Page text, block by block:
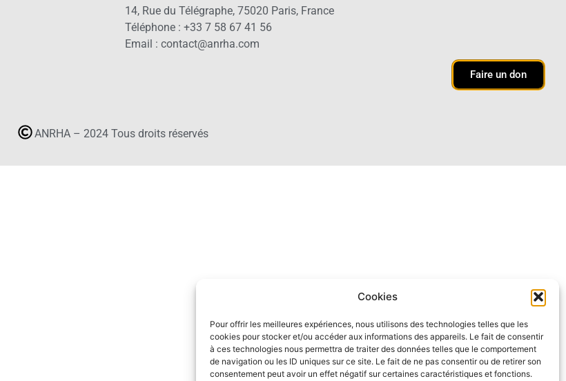
Cookies
Pour offrir les meilleures expériences, nous utilisons des technologies telles que les
cookies pour stocker et/ou accéder aux informations des appareils. Le fait de consentir
à ces technologies nous permettra de traiter des données telles que le comportement
de navigation ou les ID uniques sur ce site. Le fait de ne pas consentir ou de retirer son
consentement peut avoir un effet négatif sur certaines caractéristiques et fonctions.
14, Rue du Télégraphe, 75020 Paris, France
Téléphone : +33 7 58 67 41 56
Email : contact@anrha.com
Faire un don
ANRHA – 2024 Tous droits réservés